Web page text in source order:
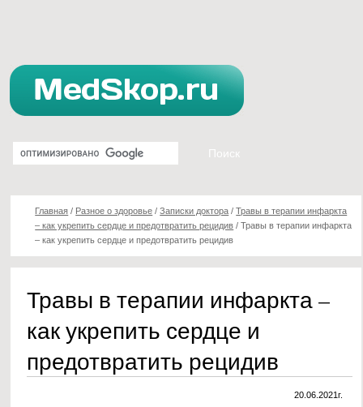
Главная / Разное о здоровье /Записки доктора /Травы в терапии инфаркта
– как укрепить сердце и предотвратить рецидив /Травы в терапии инфаркта
– как укрепить сердце и предотвратить рецидив
Травы в терапии инфаркта –
как укрепить сердце и
предотвратить рецидив
20.06.2021г.